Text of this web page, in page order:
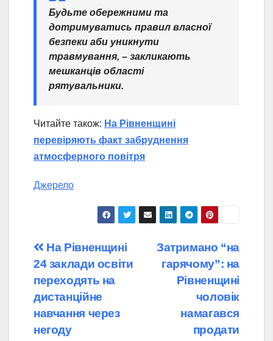
Будьте обережними та
дотримуватись правил власної
безпеки аби уникнути
травмування, – закликають
мешканців області
рятувальники.
Читайте також: На Рівненщині
перевіряють факт забруднення
атмосферного повітря
Джерело
Навігація
записів
Затримано “на
гарячому”: на
Рівненщині
чоловік
намагався
продати
На Рівненщині
24 заклади освіти
переходять на
дистанційне
навчання через
негоду